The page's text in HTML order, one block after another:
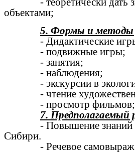
объектами;
5. Формы и
- Дидактические
- подвижные игры;
- занятия;
- наблюдения;
- экскурсии в
- чтение
- просмотр фильмов;
7. Предполагаемый
- Повышение
Сибири.
- Речевое